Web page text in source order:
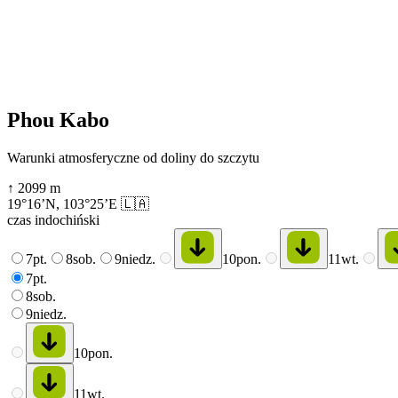
Phou Kabo
Warunki atmosferyczne od doliny do szczytu
↑ 2099 m
19°16’N, 103°25’E 🇱🇦
czas indochiński
7pt. 8sob. 9niedz. 10pon. 11wt.
7pt.
8sob.
9niedz.
10pon.
11wt.